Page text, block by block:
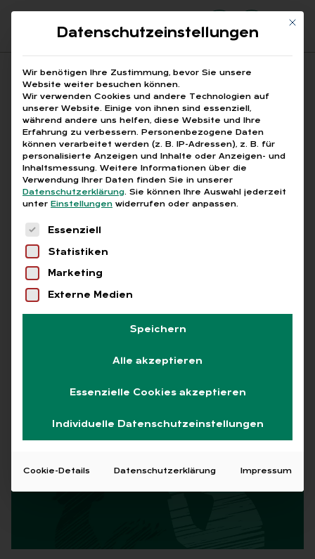
Suchfeld
Suchen
Breadcrumb-Navigation
STARTSEITE
PRINTAUSGABEN
TITELTHEMA: FLEXIBEL ARBEITEN. KOMPLEX …
EXPERTEN ANTWORTEN
Inhaltsverzeichnis
Abo
Ex­per­ten ant­wor­ten
Janette Rosenberg · Experten antworten
Lesezeit 6 Min.
Mit
Datenschutzeinstellungen
Wir benötigen Ihre Zustimmung, bevor Sie unsere
Website weiter besuchen können.
Wir verwenden Cookies und andere Technologien auf
unserer Website. Einige von ihnen sind essenziell,
während andere uns helfen, diese Website und Ihre
Erfahrung zu verbessern. Personenbezogene Daten
können verarbeitet werden (z. B. IP-Adressen), z. B. für
personalisierte Anzeigen und Inhalte oder Anzeigen- und
Inhaltsmessung. Weitere Informationen über die
Verwendung Ihrer Daten finden Sie in unserer
Datenschutzerklärung. Sie können Ihre Auswahl jederzeit
unter Einstellungen widerrufen oder anpassen.
Es folgt eine Liste der Service-Gruppen, für
Essenziell
Statistiken
Marketing
Externe Medien
Speichern
Alle akzeptieren
Essenzielle Cookies akzeptieren
Individuelle Datenschutzeinstellungen
Cookie-Details Datenschutzerklärung Impressum